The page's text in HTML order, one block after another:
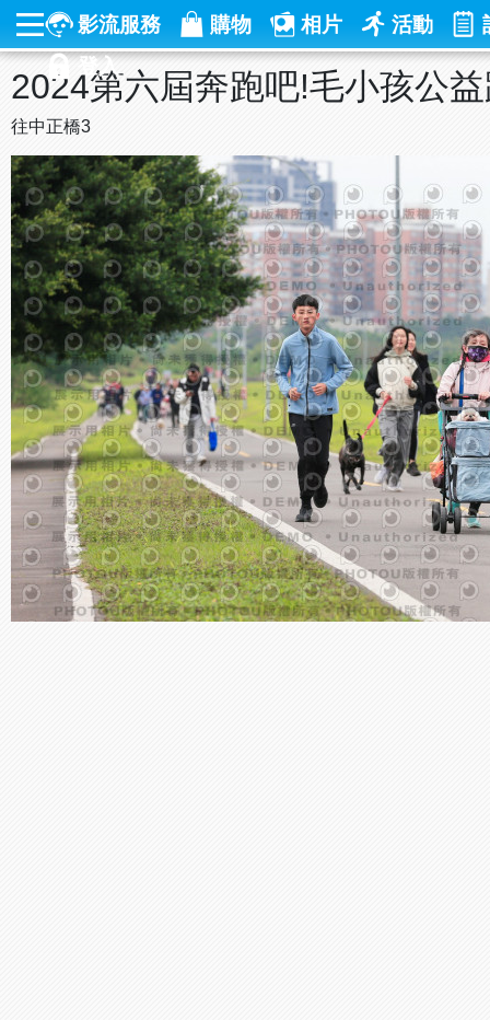
影流服務 購物 相片 活動
登入
2024第六屆奔跑吧!毛小孩公
往中正橋3